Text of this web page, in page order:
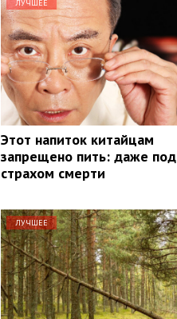
ЛУЧШЕЕ
Этот напиток китайцам
запрещено пить: даже под
страхом смерти
ЛУЧШЕЕ